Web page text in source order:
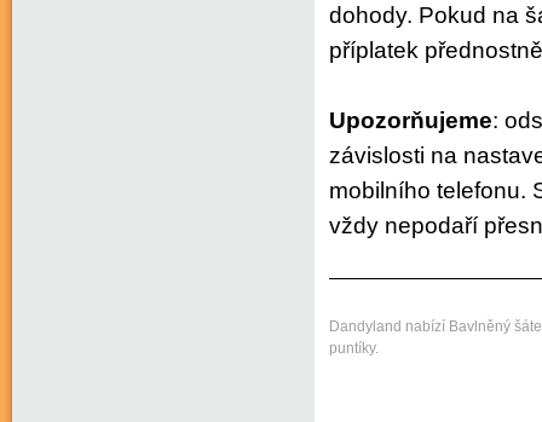
dohody. Pokud na
příplatek
Upozorňujeme:
závislosti na
mobilního telefonu.
vždy nepodaří
Dandyland nabízí Bavlněný
puntíky.